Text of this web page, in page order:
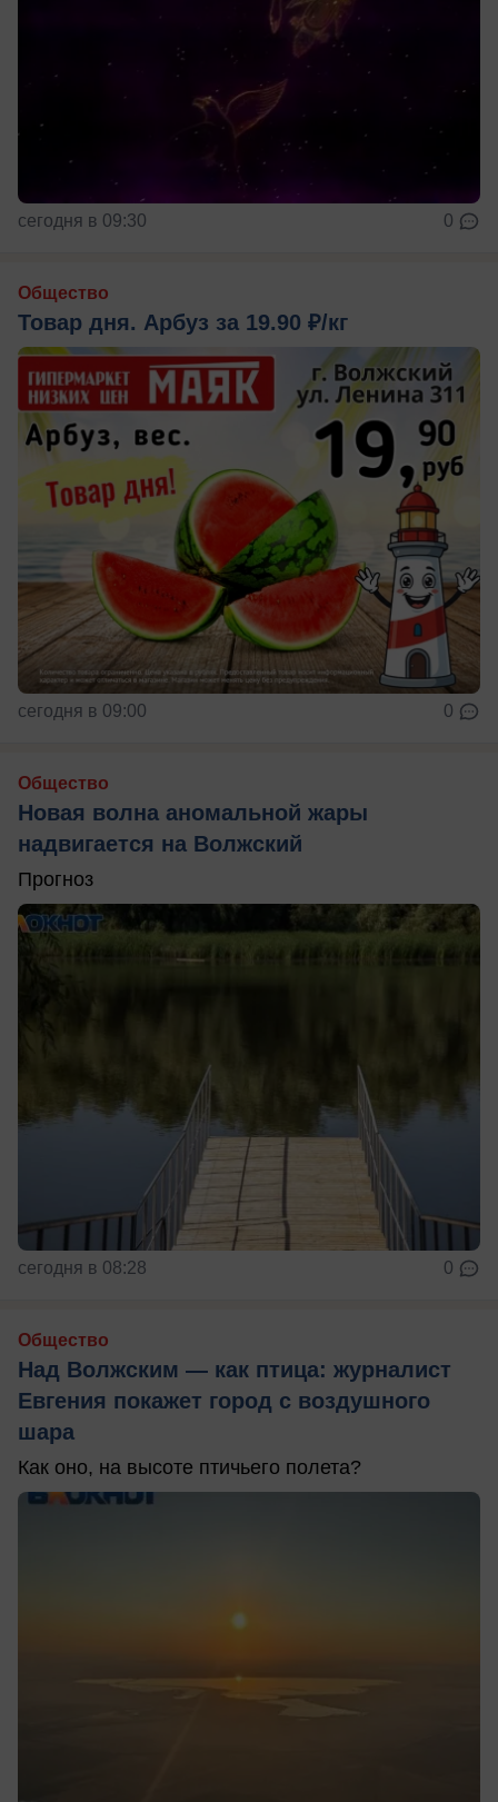
сегодня в 09:30 0
Общество
Товар дня. Арбуз за 19.90 ₽/кг
сегодня в 09:00 0
Общество
Новая волна аномальной жары
надвигается на Волжский
Прогноз
сегодня в 08:28 0
Общество
Над Волжским — как птица: журналист
Евгения покажет город с воздушного
шара
Как оно, на высоте птичьего полета?